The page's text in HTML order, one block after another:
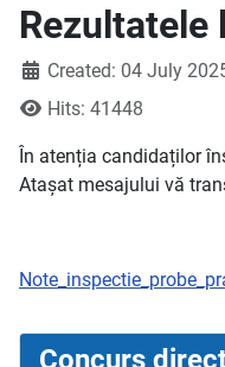
Rezultatele
Created: 04 July
Hits: 41448
În atenția candidaților
Atașat mesajului vă
Concurs